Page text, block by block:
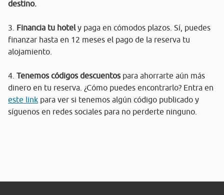
destino.
3. Financia tu hotely paga en cómodos plazos. Sí, puedes
finanzar hasta en 12 meses el pago de la reserva tu
alojamiento.
4. Tenemos códigos descuentos para ahorrarte aún más
dinero en tu reserva. ¿Cómo puedes encontrarlo? Entra en
este link para ver si tenemos algún código publicado y
síguenos en redes sociales para no perderte ninguno.